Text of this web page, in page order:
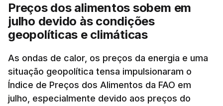
Preços dos alimentos sobem em
julho devido às condições
geopolíticas e climáticas
As ondas de calor, os preços da energia e uma
situação geopolítica tensa impulsionaram o
Índice de Preços dos Alimentos da FAO em
julho, especialmente devido aos preços do